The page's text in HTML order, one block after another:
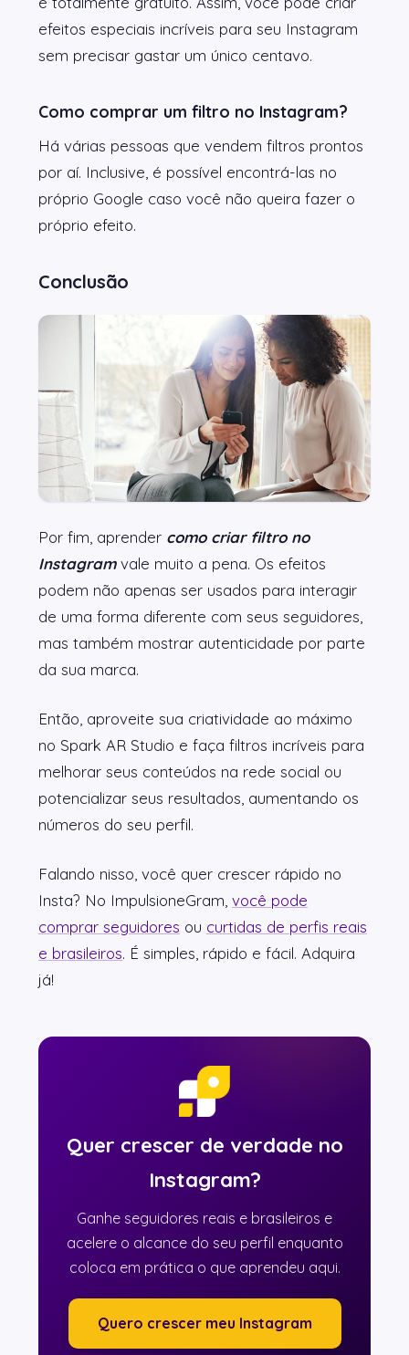
efeitos especiais incríveis para seu Instagram
sem precisar gastar um único centavo.
Como comprar um filtro no Instagram?
Há várias pessoas que vendem filtros prontos
por aí. Inclusive, é possível encontrá-las no
próprio Google caso você não queira fazer o
próprio efeito.
Conclusão
Por fim, aprender como criar filtro no
Instagramvale muito a pena. Os efeitos
podem não apenas ser usados para interagir
de uma forma diferente com seus seguidores,
mas também mostrar autenticidade por parte
da sua marca.
Então, aproveite sua criatividade ao máximo
no Spark AR Studio e faça filtros incríveis para
melhorar seus conteúdos na rede social ou
potencializar seus resultados, aumentando os
números do seu perfil.
Falando nisso, você quer crescer rápido no
Insta? No ImpulsioneGram, você pode
comprar seguidores ou curtidas de perfis reais
e brasileiros. É simples, rápido e fácil. Adquira
já!
Quer crescer de verdade no
Instagram?
Ganhe seguidores reais e brasileiros e
acelere o alcance do seu perfil enquanto
coloca em prática o que aprendeu aqui.
Quero crescer meu Instagram